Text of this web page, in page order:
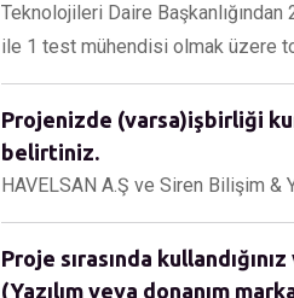
Teknolojileri Daire
ile 1 test mühendisi olmak üzere
Projenizde (varsa)işbirliği
belirtiniz.
HAVELSAN A.Ş ve Siren Bilişim &
Proje sırasında
(Yazılım veya donanım